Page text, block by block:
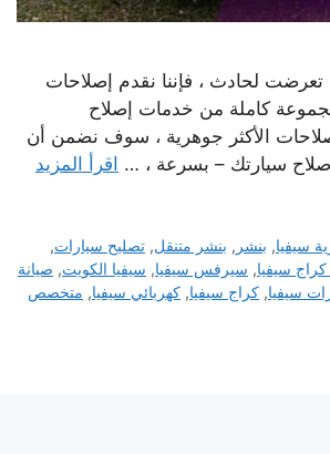
تعرضت لحادث ، فإننا نقدم إصلاحات
كاملة من خدمات إصلاح
الأكثر جوهرية ، سوف نضمن أن
سيارتك – بسرعة ، … اقرأ المزيد
سيفيا, بنشر , بنشر متنقل,تصليح سيارات,
سيفيا, سيرفس سيفيا, سيفيا الكويت, صيانة
سيفيا, كراج سيفيا, كهربائي سيفيا, متخصص